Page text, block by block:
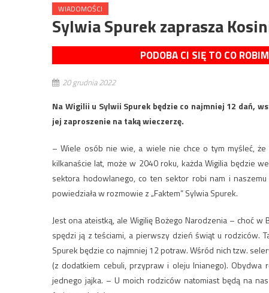
WIADOMOŚCI
Sylwia Spurek zaprasza
PODOBA CI SIĘ TO CO
20 grudnia 2022
Na Wigilii u Sylwii Spurek będzie co najmniej 12 dań,
jej zaproszenie na taką wieczerzę.
– Wiele osób nie wie, a wiele nie chce o tym myśleć,
kilkanaście lat, może w 2040 roku, każda Wigilia będzie
sektora hodowlanego, co ten sektor robi nam i
powiedziała w rozmowie z „Faktem” Sylwia Spurek.
Jest ona ateistką, ale Wigilię Bożego Narodzenia – choć
spędzi ją z teściami, a pierwszy dzień świąt u rodziców.
Spurek będzie co najmniej 12 potraw. Wśród nich tzw.
(z dodatkiem cebuli, przypraw i oleju lnianego).
jednego jajka. – U moich rodziców natomiast będą na